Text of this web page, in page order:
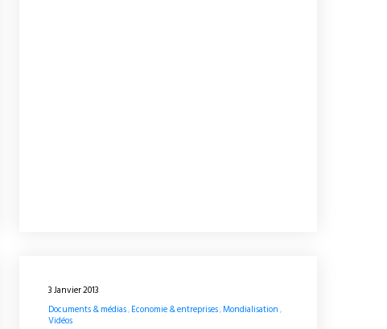
3 Janvier 2013
Documents & médias Economie & entreprises Mondialisation
Vidéos